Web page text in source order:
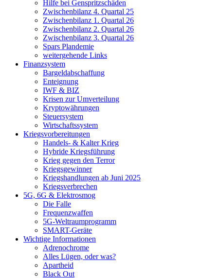
Hilfe bei Genspritzschäden
Zwischenbilanz 4. Quartal 25
Zwischenbilanz 1. Quartal 26
Zwischenbilanz 2. Quartal 26
Zwischenbilanz 3. Quartal 26
Spars Plandemie
weitergehende Links
Finanzsystem
Bargeldabschaffung
Enteignung
IWF & BIZ
Krisen zur Umverteilung
Kryptowährungen
Steuersystem
Wirtschaftssystem
Kriegsvorbereitungen
Handels- & Kalter Krieg
Hybride Kriegsführung
Krieg gegen den Terror
Kriegsgewinner
Kriegshandlungen ab Juni 2025
Kriegsverbrechen
5G, 6G & Elektrosmog
Die Falle
Frequenzwaffen
5G-Weltraumprogramm
SMART-Geräte
Wichtige Informationen
Adrenochrome
Alles Lügen, oder was?
Apartheid
Black Out